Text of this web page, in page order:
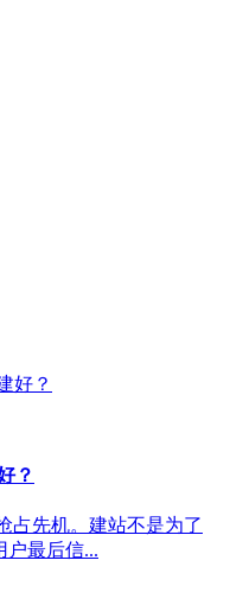
？
占先机。建站不是为了
户最后信...